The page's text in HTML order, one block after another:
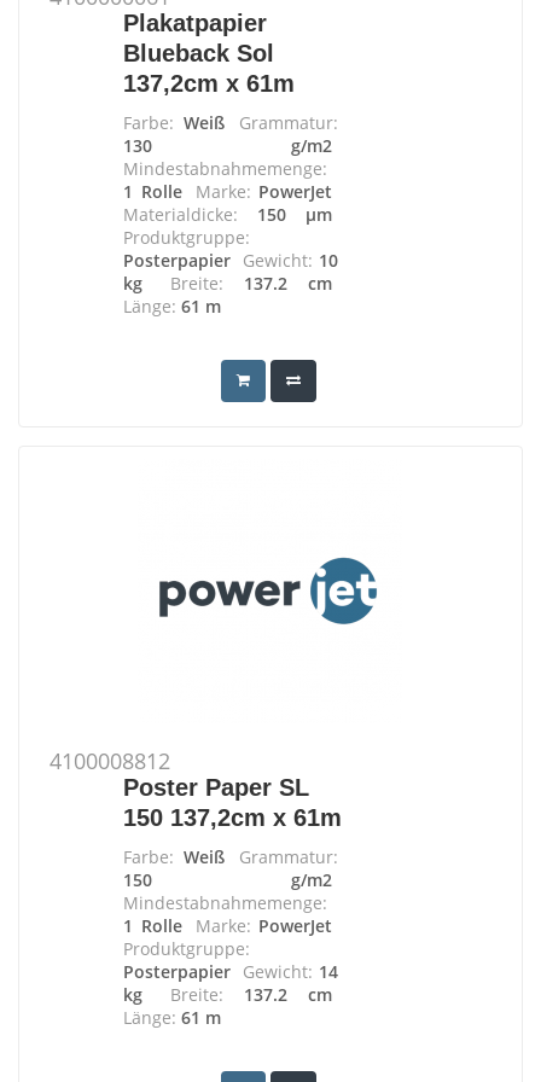
Plakatpapier
Blueback Sol
137,2cm x 61m
Farbe: Weiß
Grammatur:
130 g/m2
Mindestabnahmemenge:
1 Rolle
Marke: PowerJet
Materialdicke: 150 µm
Produktgruppe:
Posterpapier Gewicht: 10
kg
Breite: 137.2 cm
Länge:61 m
4100008812
Poster Paper SL
150 137,2cm x 61m
Farbe: Weiß
Grammatur:
150 g/m2
Mindestabnahmemenge:
1 Rolle
Marke: PowerJet
Produktgruppe:
Posterpapier Gewicht: 14
kg
Breite: 137.2 cm
Länge:61 m